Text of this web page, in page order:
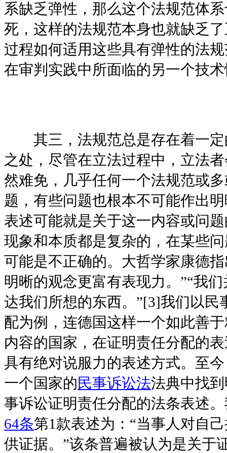
系缺乏弹性，那么这个法规范体
死，这样的法规范本身也就缺乏
过程如何适用这些具有弹性的法
在审判实践中所面临的另一个技
其三，法规范总是存在着一定
之处，尽管在立法过程中，立法
然难免，几乎任何一个法规范或
题，有些问题也根本不可能作出
表述可能就是关于这一内容或问
现象和本质都是复杂的，在某些
可能是不正确的。大哲学家康德
明晰的观念更富有表现力。”“我
达我们所想的东西。”[3]我们以民
配为例，连德国这样一个如此善
内容的国家，在证明责任分配的
具有绝对说服力的表述方式。至
一个国家的民事诉讼法法典中找
事诉讼证明责任分配的法条表述
64条第1款表述为：“当事人对自
供证据。”该条普遍被认为是关于